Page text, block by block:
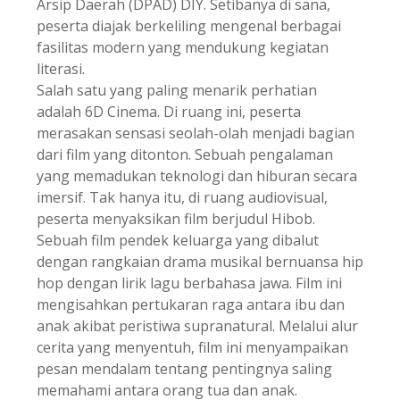
Arsip Daerah (DPAD) DIY. Setibanya di sana,
peserta diajak berkeliling mengenal berbagai
fasilitas modern yang mendukung kegiatan
literasi.
Salah satu yang paling menarik perhatian
adalah 6D Cinema. Di ruang ini, peserta
merasakan sensasi seolah-olah menjadi bagian
dari film yang ditonton. Sebuah pengalaman
yang memadukan teknologi dan hiburan secara
imersif. Tak hanya itu, di ruang audiovisual,
peserta menyaksikan film berjudul Hibob.
Sebuah film pendek keluarga yang dibalut
dengan rangkaian drama musikal bernuansa hip
hop dengan lirik lagu berbahasa jawa. Film ini
mengisahkan pertukaran raga antara ibu dan
anak akibat peristiwa supranatural. Melalui alur
cerita yang menyentuh, film ini menyampaikan
pesan mendalam tentang pentingnya saling
memahami antara orang tua dan anak.